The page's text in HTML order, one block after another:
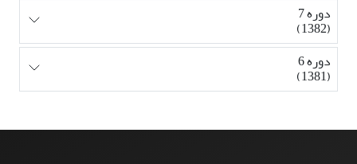
دوره 7
(1382)
دوره 6
(1381)